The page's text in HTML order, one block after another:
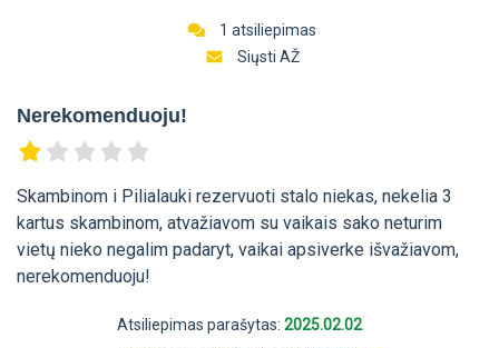
1 atsiliepimas
Siųsti AŽ
Nerekomenduoju!
Skambinom i Pilialauki rezervuoti stalo niekas, nekelia 3
kartus skambinom, atvažiavom su vaikais sako neturim
vietų nieko negalim padaryt, vaikai apsiverke išvažiavom,
nerekomenduoju!
Atsiliepimas parašytas: 2025.02.02